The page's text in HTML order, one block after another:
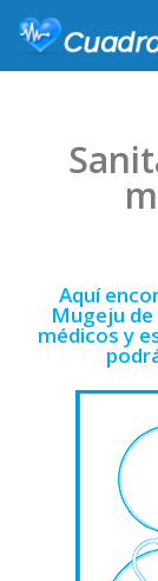
Aquí
Mugeju
médicos y